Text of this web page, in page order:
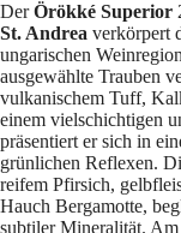
DerÖrökké Superior
St. Andrea verkörpert
ungarischen
ausgewählte Trauben
vulkanischem Tuff,
einem vielschichtigen
präsentiert er sich in
grünlichen Reflexen.
reifem Pfirsich,
Hauch Bergamotte,
subtiler Mineralität.